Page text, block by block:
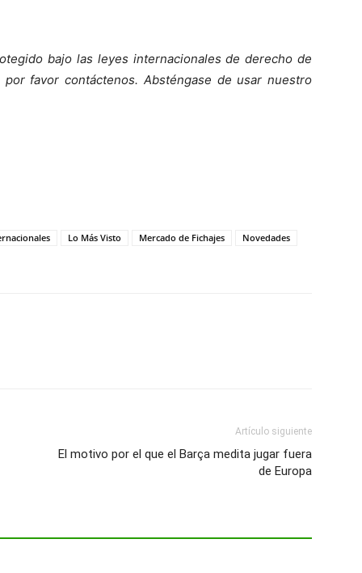
bajo las leyes internacionales de derecho de
favor contáctenos. Absténgase de usar nuestro
Lo Más Visto Mercado de Fichajes Novedades
Artículo siguiente
El motivo por el que el Barça medita jugar fuera
de Europa